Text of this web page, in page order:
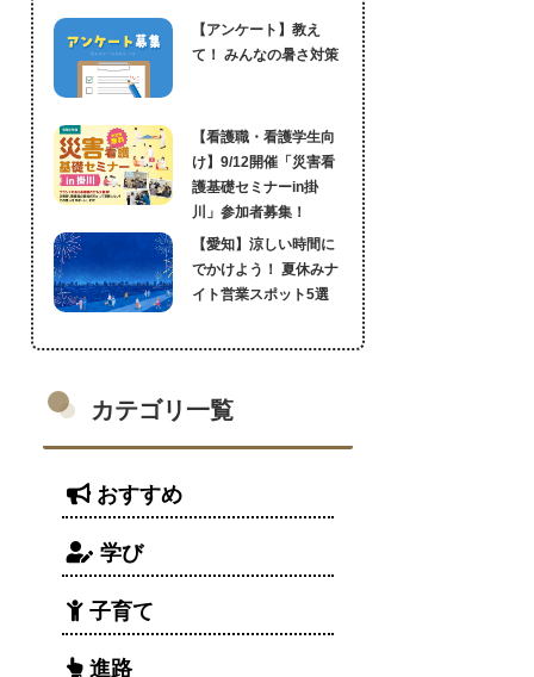
【アンケート】教え
て！ みんなの暑さ対策
【看護職・看護学生向
け】9/12開催「災害看
護基礎セミナーin掛
川」参加者募集！
【愛知】涼しい時間に
でかけよう！ 夏休みナ
イト営業スポット5選
カテゴリ一覧
おすすめ
学び
子育て
進路